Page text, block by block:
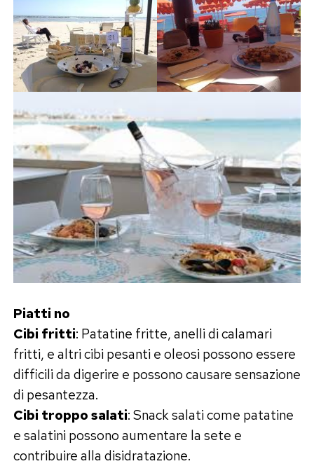
Piatti no
Cibi fritti: Patatine fritte, anelli di calamari
fritti, e altri cibi pesanti e oleosi possono essere
difficili da digerire e possono causare sensazione
di pesantezza.
Cibi troppo salati: Snack salati come patatine
e salatini possono aumentare la sete e
contribuire alla disidratazione.